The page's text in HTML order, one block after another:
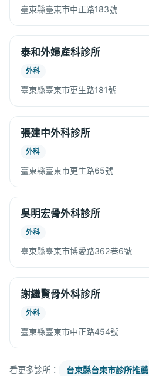
臺東縣臺東市中正路183號
泰和外婦產科診所
外科
臺東縣臺東市更生路181號
張建中外科診所
外科
臺東縣臺東市更生路65號
吳明宏骨外科診所
外科
臺東縣臺東市博愛路362巷6號
謝繼賢骨外科診所
外科
臺東縣臺東市中正路454號
看更多診所： 台東縣台東市診所推薦